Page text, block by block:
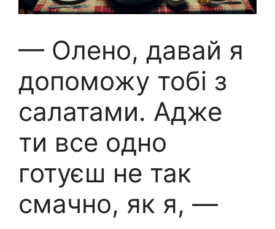
— Олено, давай я
допоможу тобі з
салатами. Адже
ти все одно
готуєш не так
смачно, як я, —